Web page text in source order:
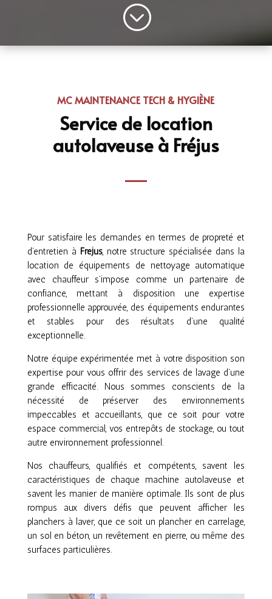
;
MC MAINTENANCE TECH & HYGIÈNE
Service de location
autolaveuse à Fréjus
Pour satisfaire les demandes en termes de propreté et
d’entretien à Fréjus, notre structure spécialisée dans la
location de équipements de nettoyage automatique
avec chauffeur s’impose comme un partenaire de
confiance, mettant à disposition une expertise
professionnelle approuvée, des équipements endurantes
et stables pour des résultats d’une qualité
exceptionnelle.
Notre équipe expérimentée met à votre disposition son
expertise pour vous offrir des services de lavage d’une
grande efficacité. Nous sommes conscients de la
nécessité de préserver des environnements
impeccables et accueillants, que ce soit pour votre
espace commercial, vos entrepôts de stockage, ou tout
autre environnement professionnel.
Nos chauffeurs, qualifiés et compétents, savent les
caractéristiques de chaque machine autolaveuse et
savent les manier de manière optimale. Ils sont de plus
rompus aux divers défis que peuvent afficher les
planchers à laver, que ce soit un plancher en carrelage,
un sol en béton, un revêtement en pierre, ou même des
surfaces particulières.